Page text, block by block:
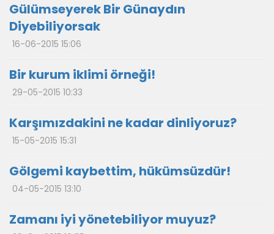
Gülümseyerek Bir Günaydın
Diyebiliyorsak
16-06-2015 15:06
Bir kurum iklimi örneği!
29-05-2015 10:33
Karşımızdakini ne kadar dinliyoruz?
15-05-2015 15:31
Gölgemi kaybettim, hükümsüzdür!
04-05-2015 13:10
Zamanı iyi yönetebiliyor muyuz?